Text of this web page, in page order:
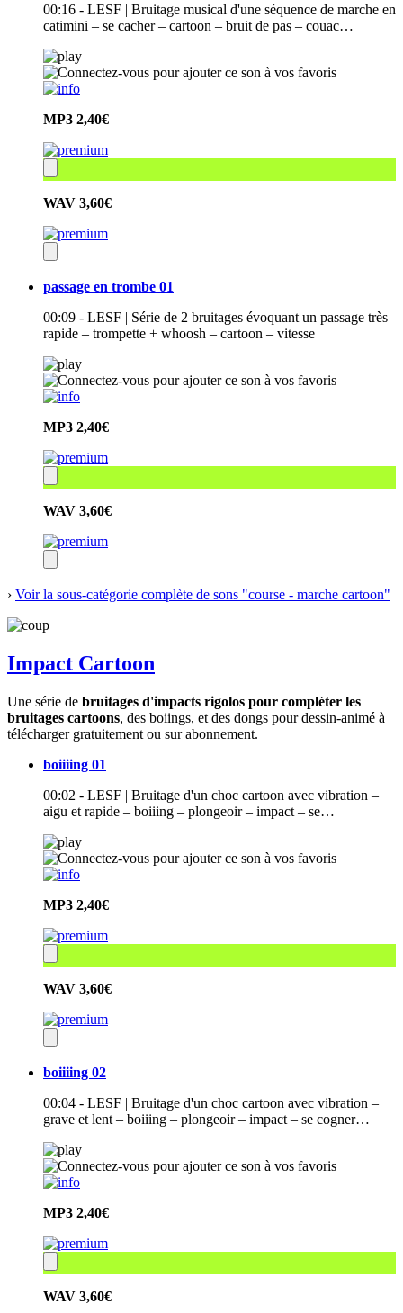
00:16 - LESF | Bruitage musical d'une séquence de marche en
catimini – se cacher – cartoon – bruit de pas – couac…
MP3 2,40€
WAV 3,60€
passage en trombe 01
00:09 - LESF | Série de 2 bruitages évoquant un passage très
rapide – trompette + whoosh – cartoon – vitesse
MP3 2,40€
WAV 3,60€
› Voir la sous-catégorie complète de sons "course - marche cartoon"
Impact Cartoon
Une série de bruitages d'impacts rigolos pour compléter les
bruitages cartoons, des boiings, et des dongs pour dessin-animé à
télécharger gratuitement ou sur abonnement.
boiiiing 01
00:02 - LESF | Bruitage d'un choc cartoon avec vibration –
aigu et rapide – boiiing – plongeoir – impact – se…
MP3 2,40€
WAV 3,60€
boiiiing 02
00:04 - LESF | Bruitage d'un choc cartoon avec vibration –
grave et lent – boiiing – plongeoir – impact – se cogner…
MP3 2,40€
WAV 3,60€